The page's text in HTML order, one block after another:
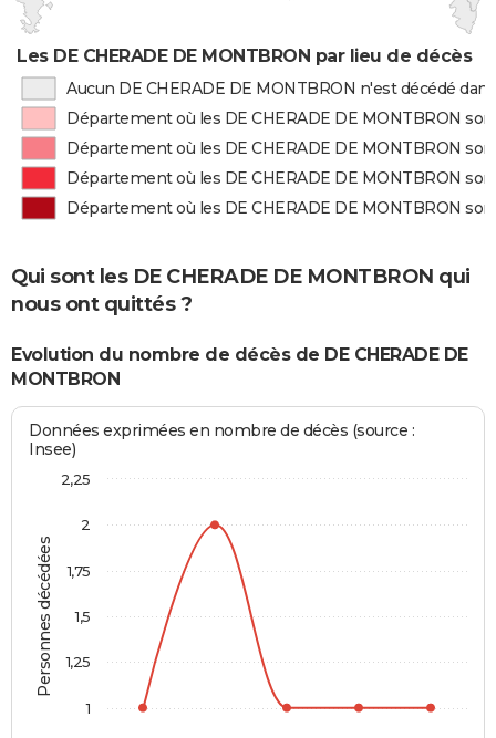
Les DE CHERADE DE MONTBRON par lieu de décès
Aucun DE CHERADE DE MONTBRON n'est décédé
Département où les DE CHERADE DE MONTBRON
Département où les DE CHERADE DE MONTBRON
Département où les DE CHERADE DE MONTBRON
Département où les DE CHERADE DE MONTBRON
Qui sont les DE CHERADE DE MONTBRON qui
nous ont quittés ?
Evolution du nombre de décès de DE CHERADE DE
MONTBRON
Personnes décédées
Données exprimées en nombre de décès (source :
Insee)
1
1,25
1,5
1,75
2
2,25